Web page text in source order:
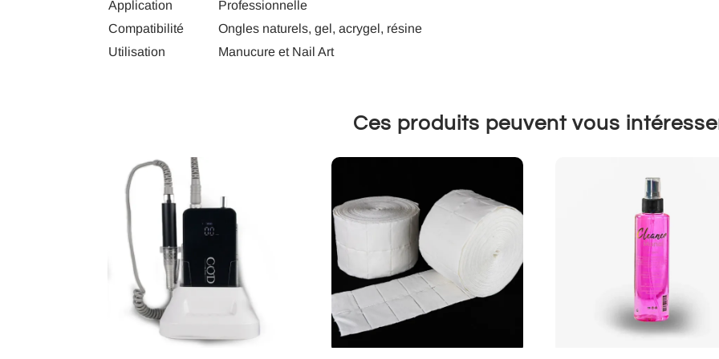
Application
Professionnelle
Compatibilité
Ongles naturels, gel, acrygel, résine
Utilisation
Manucure et Nail Art
Ces produits peuvent vous